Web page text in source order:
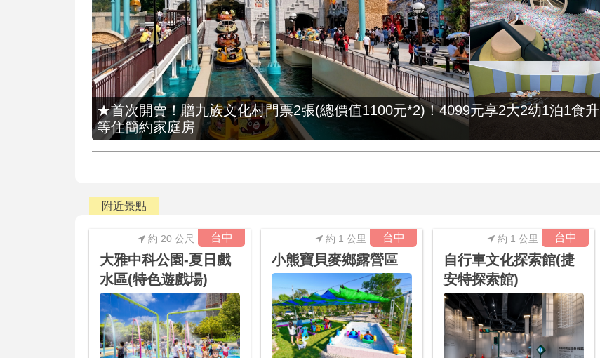
★首次開賣！贈九族文化村門票2張(總價值1100元*2)！4099元享2大2幼1泊1食升
等住簡約家庭房
附近景點
台中
約 20 公尺
大雅中科公園-夏日戲
水區(特色遊戲場)
台中
約 1 公里
小熊寶貝麥鄉露營區
台中
約 1 公里
自行車文化探索館(捷
安特探索館)